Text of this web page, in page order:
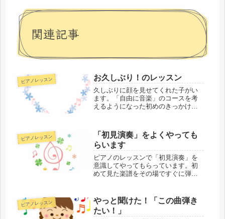
関連記事
ピアノレッスン お久しぶり！のレッスン
久しぶりに顔を見せてくれた子がい
ます。「自由に音楽」のコースを考
えるようになった初めのきっかけに
ピアノレッスン
「初見演奏」をよくやっても
らいます
ピアノのレッスンで「初見演奏」を
意識してやってもらっています。初
めて見た楽譜をその場ですぐに弾
えています。どんなふうに取り組ん
でいるのかまとめました。
ピアノレッスン
やっと聞けた！「この曲弾き
たい！」